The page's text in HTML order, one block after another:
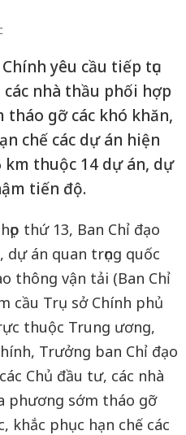
yêu cầu tiếp tục
các nhà thầu phối hợp
tháo gỡ các khó khăn,
chế các dự án hiện
thuộc 14 dự án, dự
tiến độ.
thứ 13, Ban Chỉ đạo
án quan trọng quốc
thông vận tải (Ban Chỉ
cầu Trụ sở Chính phủ
thuộc Trung ương,
Trưởng ban Chỉ đạo
Chủ đầu tư, các nhà
phương sớm tháo gỡ
khắc phục hạn chế các